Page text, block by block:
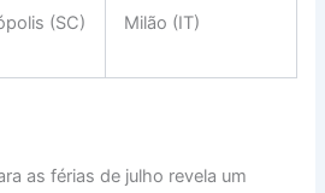
(SC) Milão (IT)
as férias de julho revela um